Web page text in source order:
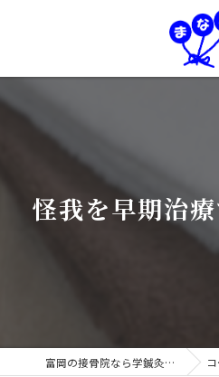
怪我を早期治
富岡の接骨院なら学鍼灸接骨院 コラム